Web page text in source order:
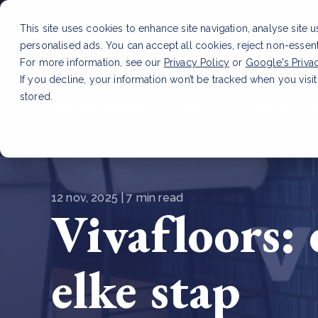
This site uses cookies to enhance site navigation, analyse site
personalised ads. You can accept all cookies, reject non-
For more information, see our Privacy Policy or Google's
If you decline, your information won’t be tracked when you
stored.
CSRD en uw positie als
12 nov, 2025 | 7 min read
Vivafloors:
elke stap